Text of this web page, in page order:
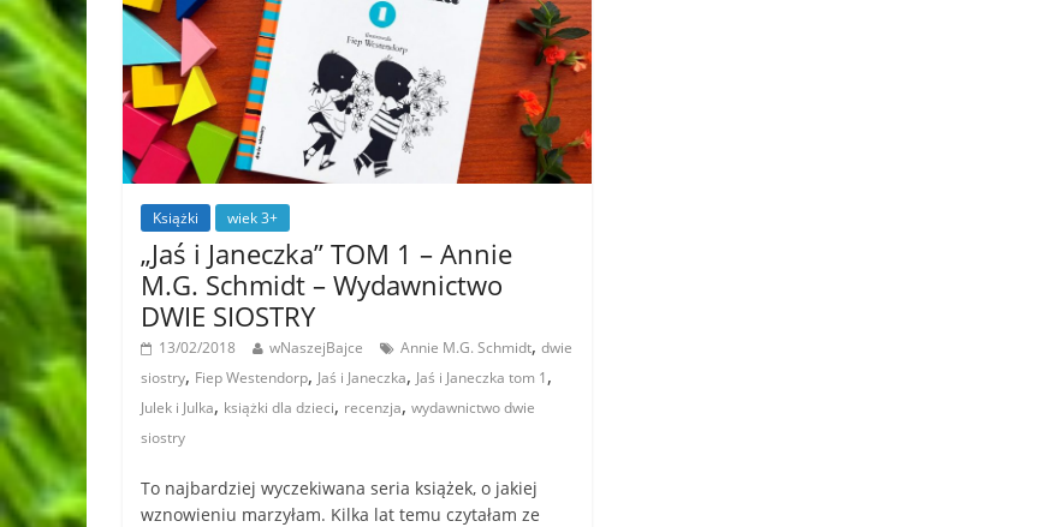
Książki wiek 3+
„Jaś i Janeczka” TOM 1 – Annie
M.G. Schmidt – Wydawnictwo
DWIE SIOSTRY
13/02/2018 wNaszejBajce Annie M.G. Schmidt, dwie
siostry, Fiep Westendorp, Jaś i Janeczka, Jaś i Janeczka tom 1,
Julek i Julka, książki dla dzieci, recenzja, wydawnictwo dwie
siostry
To najbardziej wyczekiwana seria książek, o jakiej
wznowieniu marzyłam. Kilka lat temu czytałam ze